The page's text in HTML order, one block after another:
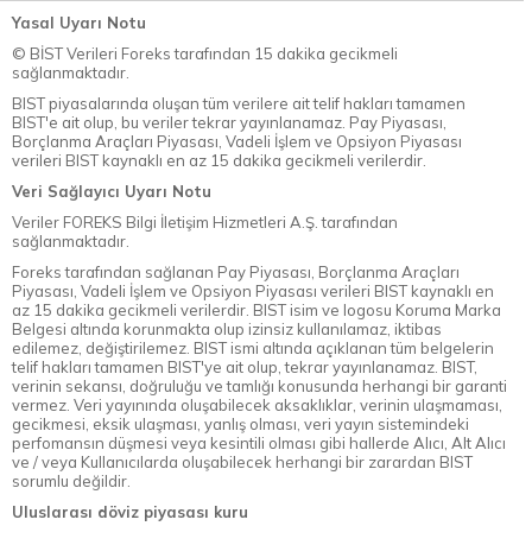
Yasal Uyarı Notu
© BİST Verileri Foreks tarafından 15 dakika gecikmeli
sağlanmaktadır.
BIST piyasalarında oluşan tüm verilere ait telif hakları tamamen
BIST'e ait olup, bu veriler tekrar yayınlanamaz. Pay Piyasası,
Borçlanma Araçları Piyasası, Vadeli İşlem ve Opsiyon Piyasası
verileri BIST kaynaklı en az 15 dakika gecikmeli verilerdir.
Veri Sağlayıcı Uyarı Notu
Veriler FOREKS Bilgi İletişim Hizmetleri A.Ş. tarafından
sağlanmaktadır.
Foreks tarafından sağlanan Pay Piyasası, Borçlanma Araçları
Piyasası, Vadeli İşlem ve Opsiyon Piyasası verileri BIST kaynaklı en
az 15 dakika gecikmeli verilerdir. BIST isim ve logosu Koruma Marka
Belgesi altında korunmakta olup izinsiz kullanılamaz, iktibas
edilemez, değiştirilemez. BIST ismi altında açıklanan tüm belgelerin
telif hakları tamamen BIST'ye ait olup, tekrar yayınlanamaz. BIST,
verinin sekansı, doğruluğu ve tamlığı konusunda herhangi bir garanti
vermez. Veri yayınında oluşabilecek aksaklıklar, verinin ulaşmaması,
gecikmesi, eksik ulaşması, yanlış olması, veri yayın sistemindeki
perfomansın düşmesi veya kesintili olması gibi hallerde Alıcı, Alt Alıcı
ve / veya Kullanıcılarda oluşabilecek herhangi bir zarardan BIST
sorumlu değildir.
Uluslarası döviz piyasası kuru